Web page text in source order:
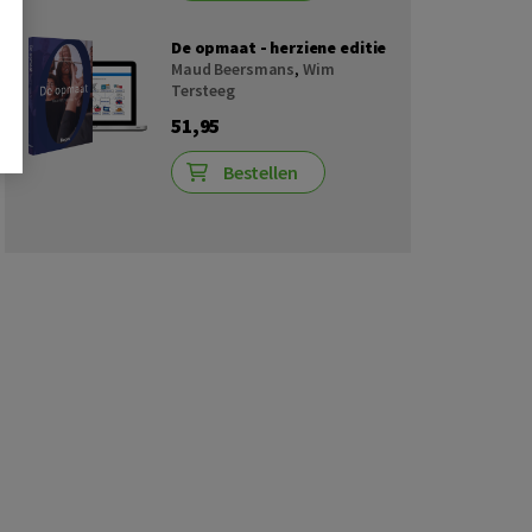
De opmaat - herziene editie
Maud Beersmans, Wim
Tersteeg
51,95
Bestellen